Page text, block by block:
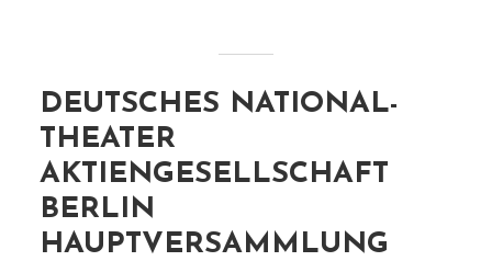
DEUTSCHES NATIONAL-
THEATER
AKTIENGESELLSCHAFT
BERLIN
HAUPTVERSAMMLUNG